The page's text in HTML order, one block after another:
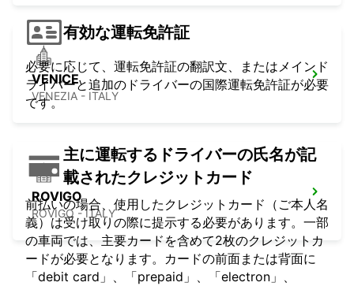
VENICE
VENEZIA - ITALY
ROVIGO
ROVIGO - ITALY
有効な運転免許証
必要に応じて、運転免許証の翻訳文、またはメインド
ライバーと追加のドライバーの国際運転免許証が必要
です。
主に運転するドライバーの氏名が記
載されたクレジットカード
前払いの場合、使用したクレジットカード（ご本人名
義）は受け取りの際に提示する必要があります。一部
の車両では、主要カードを含めて2枚のクレジットカ
ードが必要となります。カードの前面または背面に
「debit card」、「prepaid」、「electron」、